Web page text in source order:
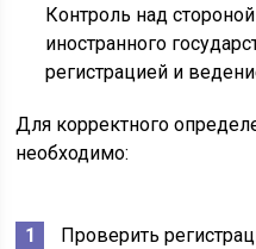
Контроль над
иностранного
регистрацией и
Для корректного
необходимо:
Проверить